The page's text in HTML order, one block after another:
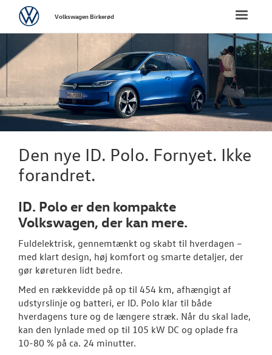
FORSIDE
NYE
Bestil
Byg din
Vejen til et
Modeller
ID. Polo
Toggle
VolkswagenVolkswagen Birkerød
Den nye ID. Polo. Fornyet. Ikke
forandret.
ID. Polo er den kompakte
Volkswagen, der kan mere.
Fuldelektrisk, gennemtænkt og skabt til hverdagen –
med klart design, høj komfort og smarte detaljer, der
gør køreturen lidt bedre.
Med en rækkevidde på op til 454 km, afhængigt af
udstyrslinje og batteri, er ID. Polo klar til både
hverdagens ture og de længere stræk. Når du skal lade,
kan den lynlade med op til 105 kW DC og oplade fra
10-80 % på ca. 24 minutter.